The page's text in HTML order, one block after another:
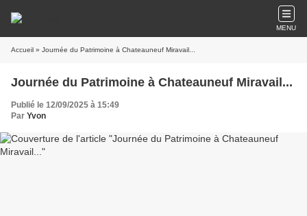
MENU
Accueil » Journée du Patrimoine à Chateauneuf Miravail...
Journée du Patrimoine à Chateauneuf Miravail...
Publié le 12/09/2025 à 15:49
Par Yvon